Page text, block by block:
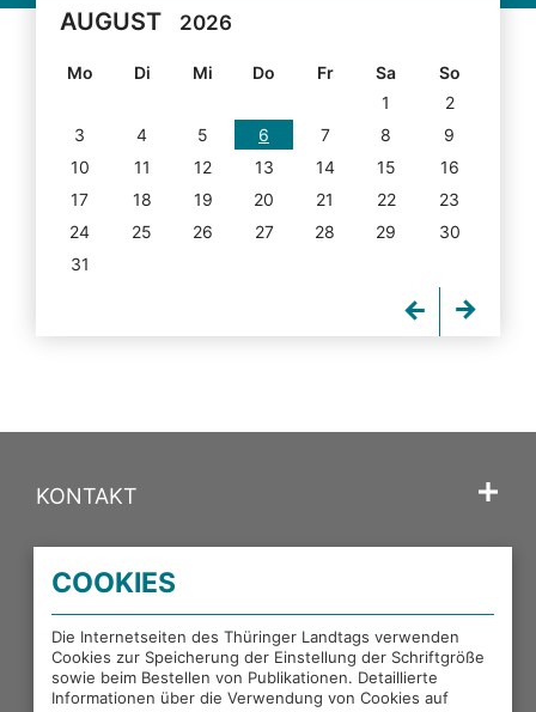
AUGUST 2026
Mo Di Mi Do Fr Sa
So
1
2
3
4 5 6 7 8
9
10
11 12 13 14 15
16
17
18 19 20 21 22
23
24
25 26 27 28 29
30
31
KONTAKT
PORTALE DES THÜRINGER LANDTAGS
EXTERNE LINKS
COOKIES
Die Internetseiten des Thüringer Landtags verwenden
Cookies zur Speicherung der Einstellung der Schriftgröße
sowie beim Bestellen von Publikationen. Detaillierte
Informationen über die Verwendung von Cookies auf